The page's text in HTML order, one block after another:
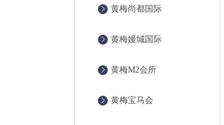
黄梅尚都国际
黄梅嫚城国际
黄梅M2会所
黄梅宝马会